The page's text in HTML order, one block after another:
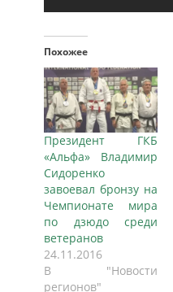
Похожее
Президент ГКБ
«Альфа» Владимир
Сидоренко
завоевал бронзу на
Чемпионате мира
по дзюдо среди
ветеранов
24.11.2016
В "Новости
регионов"